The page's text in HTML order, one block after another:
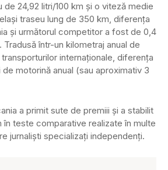
de 24,92 litri/100 km și o viteză medie
traseu lung de 350 km, diferența
și următorul competitor a fost de 0,4
într-un kilometraj anual de
internaționale, diferența
motorină anual (sau aproximativ 3
a primit sute de premiii și a stabilit
teste comparative realizate în multe
jurnaliști specializați independenți.